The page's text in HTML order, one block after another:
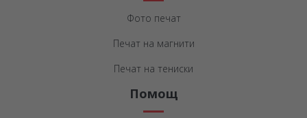
Фото печат
Печат на магнити
Печат на тениски
Помощ